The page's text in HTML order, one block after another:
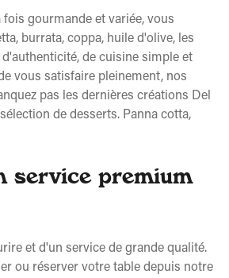
gourmande et variée, vous
burrata, coppa, huile d'olive, les
de cuisine simple et
vous satisfaire pleinement, nos
pas les dernières créations Del
de desserts. Panna cotta,
service premium
et d'un service de grande qualité.
ou réserver votre table depuis notre